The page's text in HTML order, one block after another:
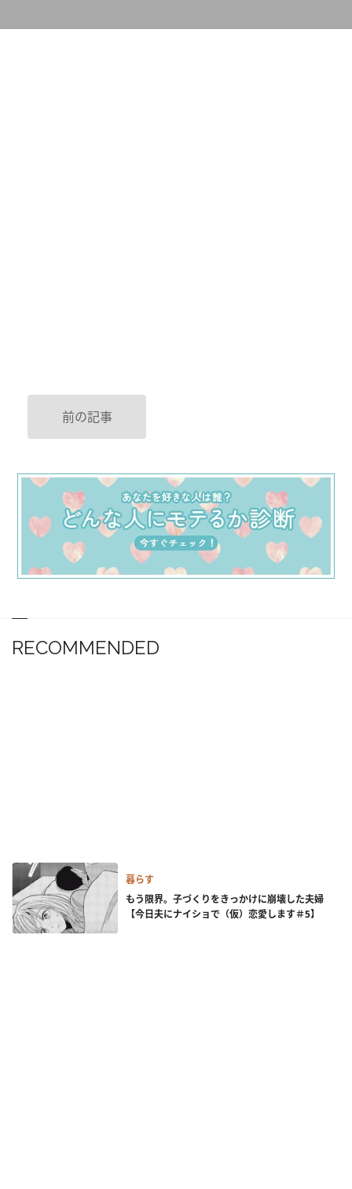
前の記事
RECOMMENDED
暮らす
もう限界。子づくりをきっかけに崩壊した夫婦
【今日夫にナイショで（仮）恋愛します＃5】